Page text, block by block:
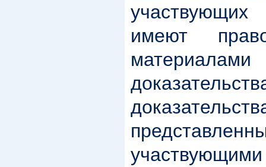
имеют
материалами